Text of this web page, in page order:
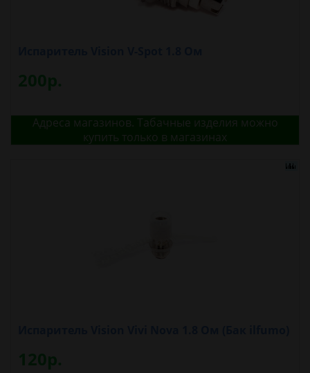
200р.
Адреса магазинов. Табачные изделия можно
купить только в магазинах
120р.